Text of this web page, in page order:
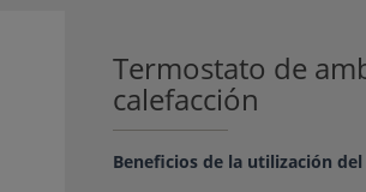
Termostato de
calefacción
Beneficios de la utilización del